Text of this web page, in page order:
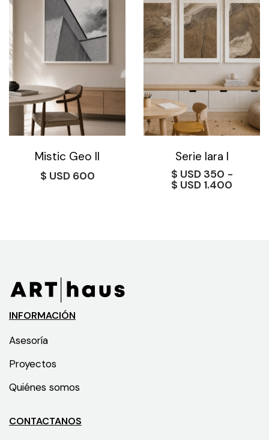
desde
$ 1.200
hasta
$ 1.500
Mistic Geo II
$ 600
Serie Iara I
$ 350 -
$ 1.400
INFORMACIÓN
Asesoría
Proyectos
Quiénes somos
CONTACTANOS